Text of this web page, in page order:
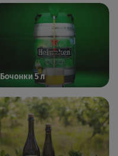
Бочонки 5 л